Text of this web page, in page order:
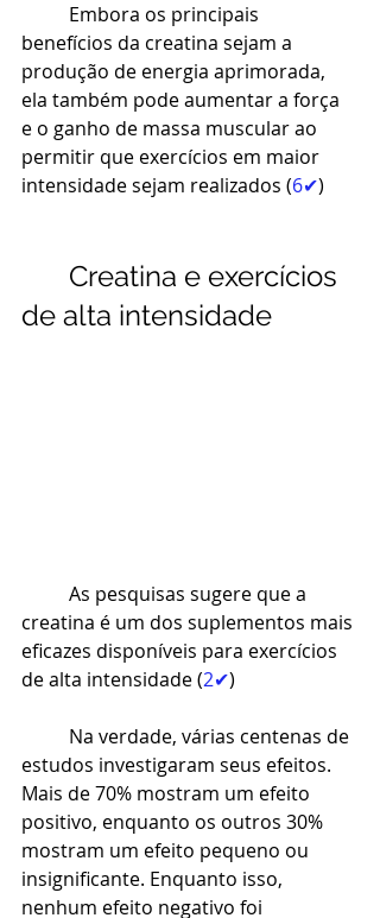
Embora os principais
benefícios da creatina sejam a
produção de energia aprimorada,
ela também pode aumentar a força
e o ganho de massa muscular ao
permitir que exercícios em maior
intensidade sejam realizados (6✔)
Creatina e exercícios
de alta intensidade
As pesquisas sugere que a
creatina é um dos suplementos mais
eficazes disponíveis para exercícios
de alta intensidade (2✔)
Na verdade, várias centenas de
estudos investigaram seus efeitos.
Mais de 70% mostram um efeito
positivo, enquanto os outros 30%
mostram um efeito pequeno ou
insignificante. Enquanto isso,
nenhum efeito negativo foi